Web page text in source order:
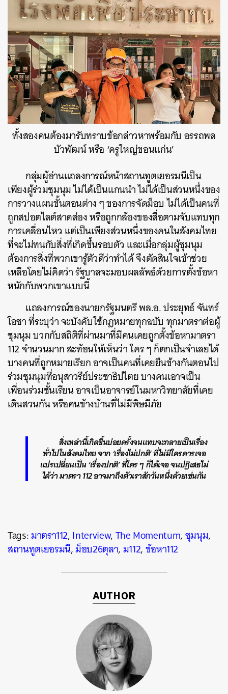
ทั้งสองคนต้องมารับทราบข้อกล่าวหาพร้อมกับ อรรถพล
บัวพัฒน์ หรือ ‘ครูใหญ่ขอนแก่น’
กลุ่มผู้อ่านแถลงการณ์หน้าสถานทูตเยอรมนีเป็น
เพียงผู้ร่วมชุมนุม ไม่ได้เป็นแกนนำ ไม่ได้เป็นส่วนหนึ่งของ
การวางแผนขั้นตอนต่าง ๆ ของการจัดม็อบ ไม่ได้เป็นคนที่
ถูกสปอตไลต์สาดส่อง หรือถูกกล้องของสื่อตามจับแทบทุก
การเคลื่อนไหว แต่เป็นเพียงส่วนหนึ่งของคนในสังคมไทย
ที่จะไม่ทนกับสิ่งที่เกิดขึ้นรอบตัว และเมื่อกลุ่มผู้ชุมนุม
ต้องการสิ่งที่พวกเขารู้ตัวดีว่าทำได้ จึงตัดสินใจเข้าช่วย
เหลือโดยไม่คิดว่า รัฐบาลจะมอบผลลัพธ์ด้วยการตั้งข้อหา
หนักกับพวกเขาแบบนี้
แถลงการณ์ของนายกรัฐมนตรี พล.อ. ประยุทธ์ จันทร์
โอชา ที่ระบุว่า จะบังคับใช้กฎหมายทุกฉบับ ทุกมาตราต่อผู้
ชุมนุม บวกกับสถิติที่ผ่านมาที่มีคนเคยถูกตั้งข้อหามาตรา
112 จำนวนมาก สะท้อนให้เห็นว่า ใคร ๆ ก็ตกเป็นจำเลยได้
บางคนที่ถูกหมายเรียก อาจเป็นคนที่เคยยืนข้างกันตอนไป
ร่วมชุมนุมที่อนุสาวรีย์ประชาธิปไตย บางคนเอาจเป็น
เพื่อนร่วมชั้นเรียน อาจเป็นอาจารย์ในมหาวิทยาลัยที่เคย
เดินสวนกัน หรือคนข้างบ้านที่ไม่มีพิษมีภัย
สิ่งเหล่านี้เกิดขึ้นบ่อยครั้งจนแทบจะกลายเป็นเรื่อง
ทั่วไปในสังคมไทย จาก ‘เรื่องไม่ปกติ’ ที่ไม่มีใครควรเจอ
แปรเปลี่ยนเป็น ‘เรื่องปกติ’ ที่ใคร ๆ ก็ได้เจอ จนปฏิเสธไม่
ได้ว่า มาตรา 112 อาจมาถึงตัวเราสักวันหนึ่งด้วยเช่นกัน
Tags:มาตรา112, Interview,The Momentum,ชุมนุม,
สถานทูตเยอรมนี,ม็อบ26ตุลา,ม112,ข้อหา112
AUTHOR